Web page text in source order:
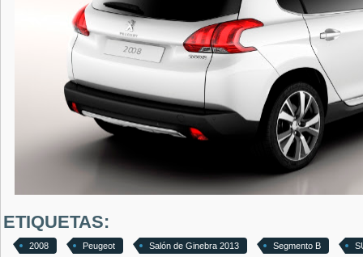
ETIQUETAS:
2008 Peugeot Salón de Ginebra 2013 Segmento B